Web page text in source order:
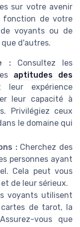
sur votre avenir
fonction de votre
voyants ou de
d'autres.
:Consultez les
aptitudes des
expérience
leur capacité à
Privilégiez ceux
le domaine qui
:Cherchez des
personnes ayant
Cela peut vous
de leur sérieux.
voyants utilisent
de tarot, la
vous que